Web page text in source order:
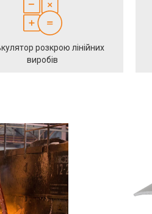
розкрою лінійних
виробів